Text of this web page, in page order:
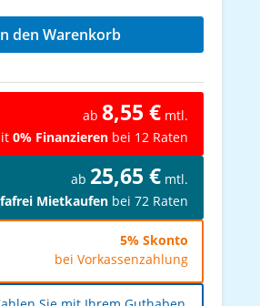
gewünschten Wert
den Warenkorb
ab 8,55 € mtl.
0% Finanzieren bei 12 Raten
ab 25,65 € mtl.
Mietkaufen bei 72 Raten
5% Skonto
bei Vorkassenzahlung